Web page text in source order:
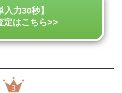
入力30秒】
定はこちら>>